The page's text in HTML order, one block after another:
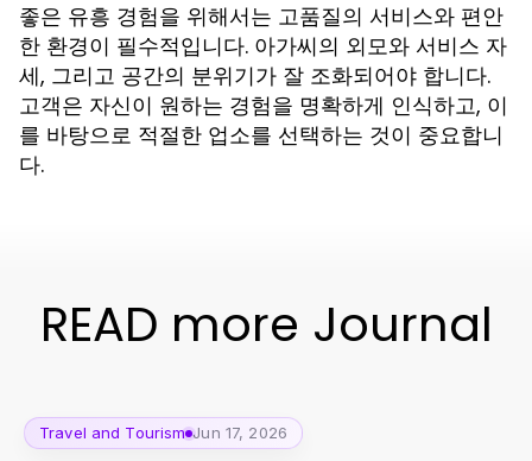
좋은 유흥 경험을 위해서는 고품질의 서비스와 편안
한 환경이 필수적입니다. 아가씨의 외모와 서비스 자
세, 그리고 공간의 분위기가 잘 조화되어야 합니다.
고객은 자신이 원하는 경험을 명확하게 인식하고, 이
를 바탕으로 적절한 업소를 선택하는 것이 중요합니
다.
READ more Journal
Travel and Tourism Jun 17, 2026